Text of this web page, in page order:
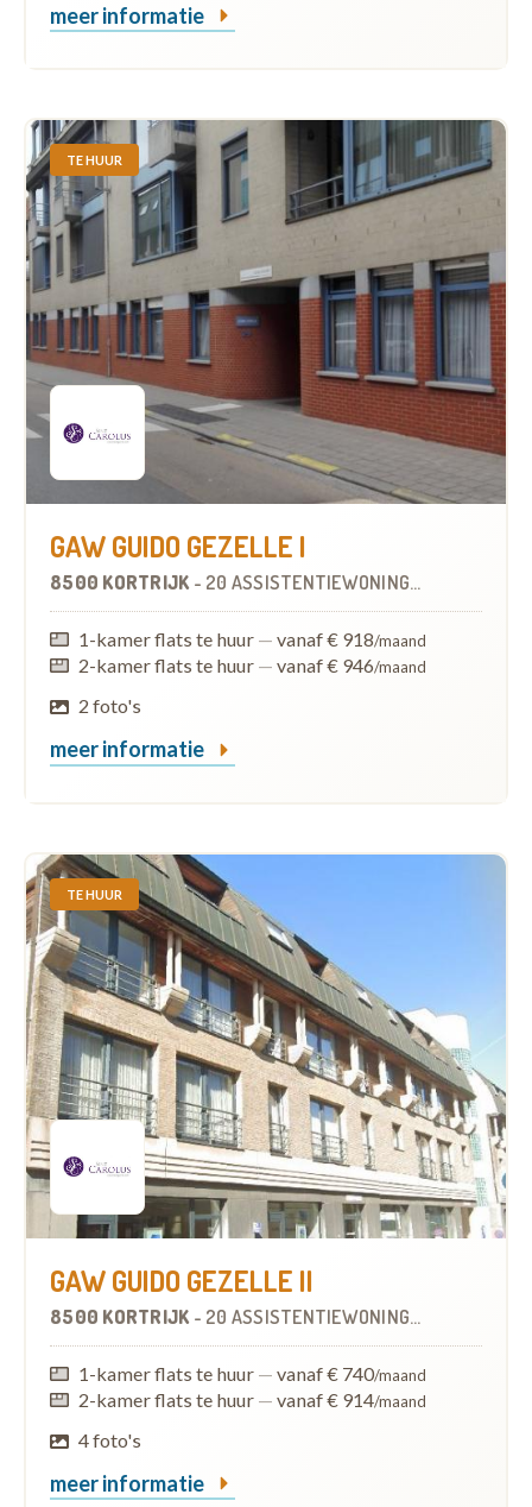
meer informatie
TE HUUR
GAW GUIDO GEZELLE I
8500 KORTRIJK - 20 ASSISTENTIEWONINGEN
1-kamer flats te huur — vanaf € 918/maand
2-kamer flats te huur — vanaf € 946/maand
2 foto's
meer informatie
TE HUUR
GAW GUIDO GEZELLE II
8500 KORTRIJK - 20 ASSISTENTIEWONINGEN
1-kamer flats te huur — vanaf € 740/maand
2-kamer flats te huur — vanaf € 914/maand
4 foto's
meer informatie